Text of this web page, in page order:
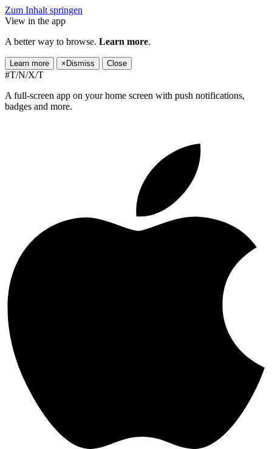
Zum Inhalt springen
View in the app
A better way to browse. Learn more.
Learn more × Dismiss Close
#T/N/X/T
A full-screen app on your home screen with push notifications,
badges and more.